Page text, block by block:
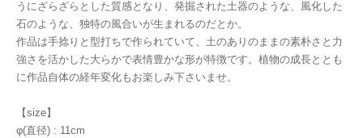
うにざらざらとした質感となり、発掘された土器のような、風化した
石のような、独特の風合いが生まれるのだとか。
作品は手捻りと型打ちで作られていて、土のありのままの素朴さと力
強さを活かした大らかで表情豊かな形が特徴です。植物の成長ととも
に作品自体の経年変化もお楽しみ下さいませ。
【size】
φ(直径) : 11cm